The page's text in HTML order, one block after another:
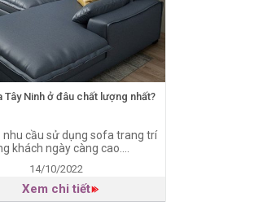
Tây Ninh ở đâu chất lượng nhất?
nhu cầu sử dụng sofa trang trí
khách ngày càng cao....
14/10/2022
Xem chi tiết